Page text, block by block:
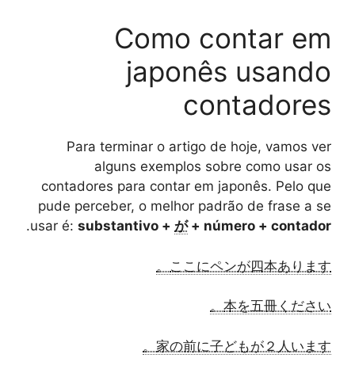
Como contar em
japonês usando
contadores
Para terminar o artigo de hoje, vamos ver
alguns exemplos sobre como usar os
contadores para contar em japonês. Pelo que
pude perceber, o melhor padrão de frase a se
usar é:substantivo +が+ número + contador
.
ここにペンが四本あります。
本を五冊ください。
家の前に子どもが２人います。